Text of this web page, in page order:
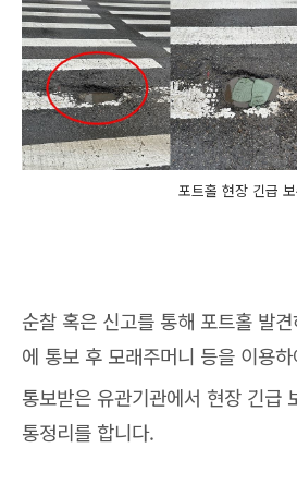
포트홀 현장 긴급
순찰 혹은 신고를 통해 포트홀 발
에 통보 후 모래주머니 등을 이용
통보받은 유관기관에서 현장 긴급
통정리를 합니다.